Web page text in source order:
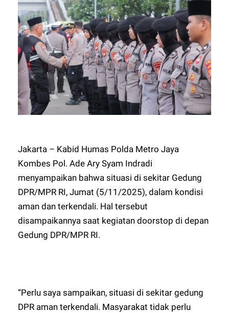
Jakarta – Kabid Humas Polda Metro Jaya
Kombes Pol. Ade Ary Syam Indradi
menyampaikan bahwa situasi di sekitar Gedung
DPR/MPR RI, Jumat (5/11/2025), dalam kondisi
aman dan terkendali. Hal tersebut
disampaikannya saat kegiatan doorstop di depan
Gedung DPR/MPR RI.
“Perlu saya sampaikan, situasi di sekitar gedung
DPR aman terkendali. Masyarakat tidak perlu